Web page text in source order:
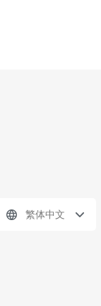
繁体中文